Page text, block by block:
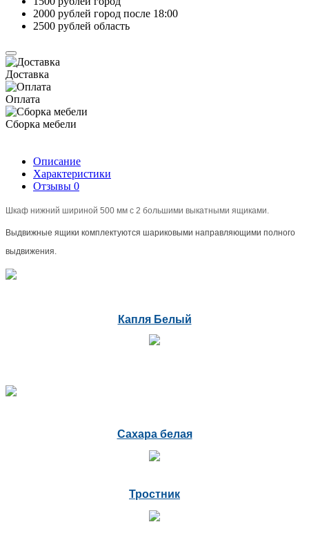
2000 рублей город после 18:00
2500 рублей область
Доставка
Оплата
Сборка мебели
Описание
Характеристики
Отзывы 0
Шкаф нижний шириной 500 мм с 2 большими выкатными ящиками.
Выдвижные ящики комплектуются шариковыми направляющими полного
выдвижения.
Капля Белый
Сахара белая
Тростник